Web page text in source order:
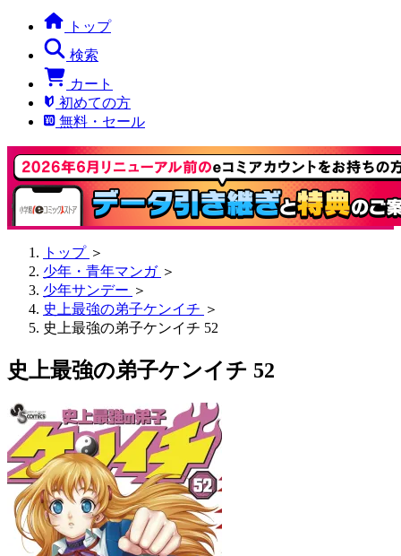
トップ
検索
カート
初めての方
無料・セール
トップ ＞
少年・青年マンガ ＞
少年サンデー ＞
史上最強の弟子ケンイチ ＞
史上最強の弟子ケンイチ 52
史上最強の弟子ケンイチ 52